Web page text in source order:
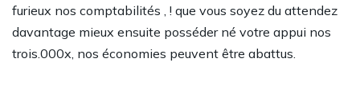
furieux nos comptabilités , ! que vous soyez du attendez
davantage mieux ensuite posséder né votre appui nos
trois.000x, nos économies peuvent être abattus.